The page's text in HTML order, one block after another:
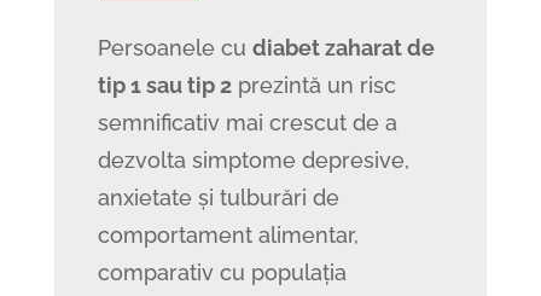
Persoanele cu diabet zaharat de
tip 1 sau tip 2prezintă un risc
semnificativ mai crescut de a
dezvolta simptome depresive,
anxietate și tulburări de
comportament alimentar,
comparativ cu populația